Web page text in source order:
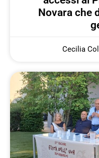
Novara che
Cecilia